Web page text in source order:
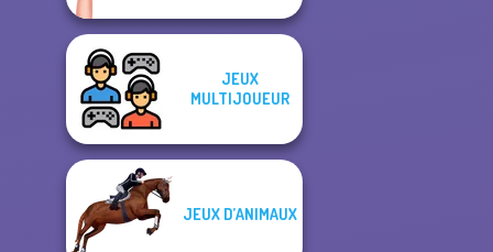
JEUX
MULTIJOUEUR
JEUX D’ANIMAUX